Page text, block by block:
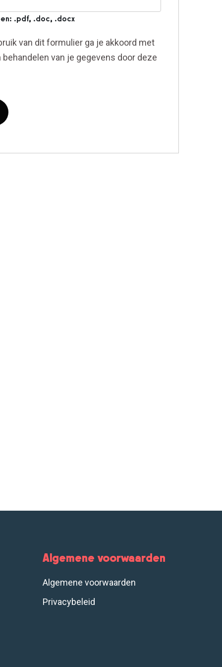
.pdf, .doc, .docx
van dit formulier ga je akkoord met
behandelen van je gegevens door deze
Algemene voorwaarden
Algemene voorwaarden
Privacybeleid